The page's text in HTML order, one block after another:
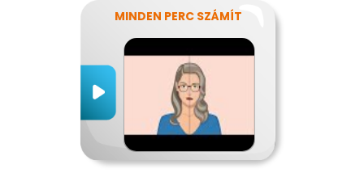
MINDEN PERC SZÁMÍT